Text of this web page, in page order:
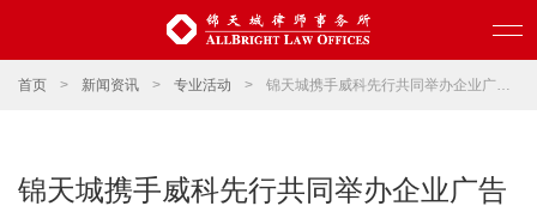
首页 > 新闻资讯 > 专业活动 > 锦天城携手威科先行共同举办企业广告合规前沿研讨会
锦天城携手威科先行共同举办企业广告